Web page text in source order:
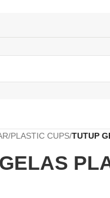
/PLASTIC CUPS/TUTUP